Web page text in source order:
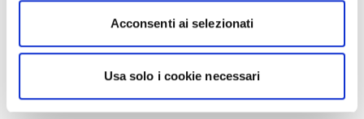
Acconsenti ai selezionati
Usa solo i cookie necessari